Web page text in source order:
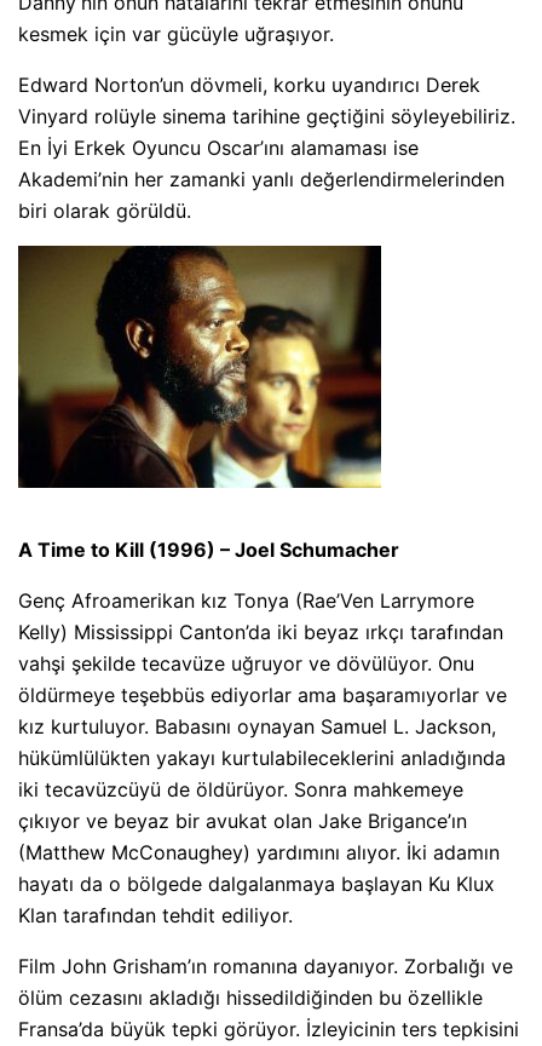
kesmek için var gücüyle uğraşıyor.
Edward Norton’un dövmeli, korku uyandırıcı Derek
Vinyard rolüyle sinema tarihine geçtiğini söyleyebiliriz.
En İyi Erkek Oyuncu Oscar’ını alamaması ise
Akademi’nin her zamanki yanlı değerlendirmelerinden
biri olarak görüldü.
A Time to Kill (1996) – Joel Schumacher
Genç Afroamerikan kız Tonya (Rae’Ven Larrymore
Kelly) Mississippi Canton’da iki beyaz ırkçı tarafından
vahşi şekilde tecavüze uğruyor ve dövülüyor. Onu
öldürmeye teşebbüs ediyorlar ama başaramıyorlar ve
kız kurtuluyor. Babasını oynayan Samuel L. Jackson,
hükümlülükten yakayı kurtulabileceklerini anladığında
iki tecavüzcüyü de öldürüyor. Sonra mahkemeye
çıkıyor ve beyaz bir avukat olan Jake Brigance’ın
(Matthew McConaughey) yardımını alıyor. İki adamın
hayatı da o bölgede dalgalanmaya başlayan Ku Klux
Klan tarafından tehdit ediliyor.
Film John Grisham’ın romanına dayanıyor. Zorbalığı ve
ölüm cezasını akladığı hissedildiğinden bu özellikle
Fransa’da büyük tepki görüyor. İzleyicinin ters tepkisini